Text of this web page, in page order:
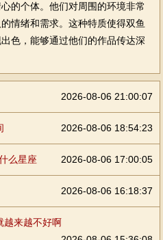
的个体。他们对周围的环境非常
情绪和需求。这种特质使得双鱼
色，能够通过他们的作品传达深
2026-08-06 21:00:07
2026-08-06 18:54:23
么星座 2026-08-06 17:00:05
2026-08-06 16:18:37
越来越不好啊